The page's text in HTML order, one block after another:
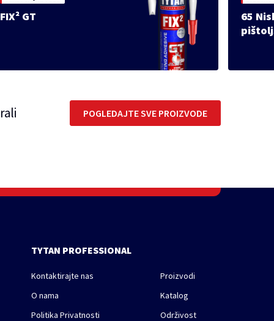
FIX² GT
65
POGLEDAJTE SVE PROIZVODE
TYTAN PROFESSIONAL
Kontaktirajte nas
O nama
Politika Privatnosti
Proizvodi
Katalog
Održivost